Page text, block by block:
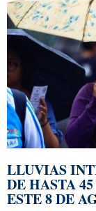
LLUVIAS
DE HASTA
ESTE 8 DE